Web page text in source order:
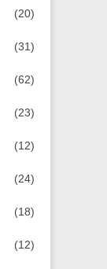
(20)
(31)
(62)
(23)
(12)
(24)
(18)
(12)